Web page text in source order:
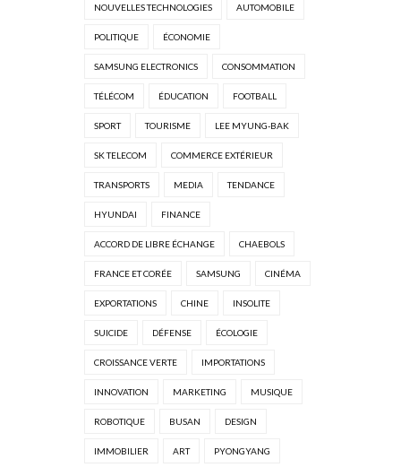
NOUVELLES TECHNOLOGIES AUTOMOBILE
POLITIQUE ÉCONOMIE
SAMSUNG ELECTRONICS CONSOMMATION
TÉLÉCOM ÉDUCATION FOOTBALL
SPORT TOURISME LEE MYUNG-BAK
SK TELECOM COMMERCE EXTÉRIEUR
TRANSPORTS MEDIA TENDANCE
HYUNDAI FINANCE
ACCORD DE LIBRE ÉCHANGE CHAEBOLS
FRANCE ET CORÉE SAMSUNG CINÉMA
EXPORTATIONS CHINE INSOLITE
SUICIDE DÉFENSE ÉCOLOGIE
CROISSANCE VERTE IMPORTATIONS
INNOVATION MARKETING MUSIQUE
ROBOTIQUE BUSAN DESIGN
IMMOBILIER ART PYONGYANG